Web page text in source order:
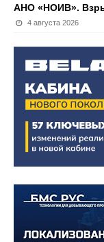
АНО «НОИВ».
4 августа 2026